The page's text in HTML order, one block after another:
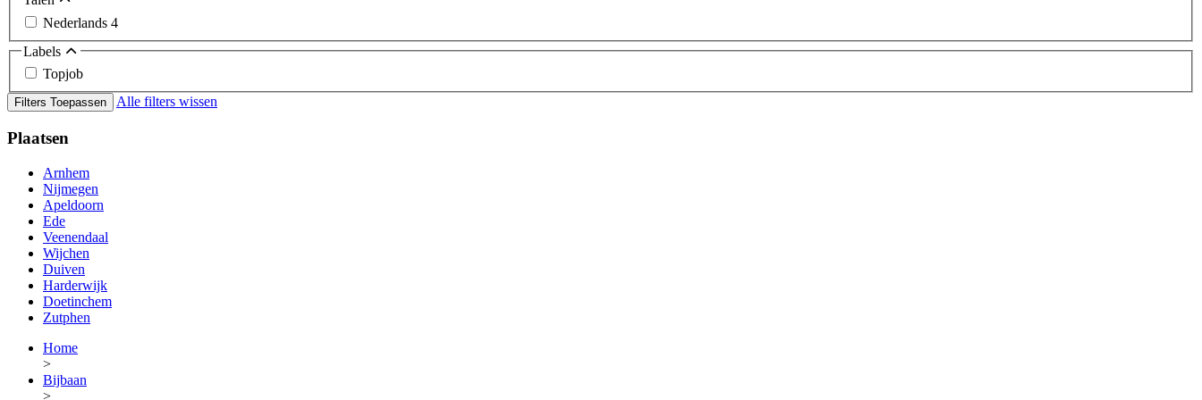
Nederlands 4
Labels
Topjob
Filters Toepassen Alle filters wissen
Plaatsen
Arnhem
Nijmegen
Apeldoorn
Ede
Veenendaal
Wijchen
Duiven
Harderwijk
Doetinchem
Zutphen
Home
>
Bijbaan
>